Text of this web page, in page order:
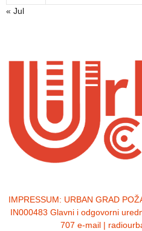
« Jul
IMPRESSUM: URBAN GRAD
IN000483 Glavni i odgovorni
707 e-mail |